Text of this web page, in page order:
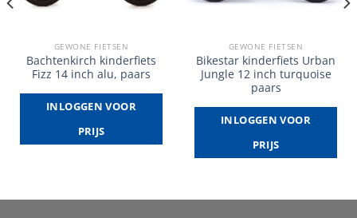
GEWONE FIETSEN
Bachtenkirch kinderfiets
Fizz 14 inch alu, paars
INLOGGEN VOOR
PRIJS
GEWONE FIETSEN
Bikestar kinderfiets Urban
Jungle 12 inch turquoise
paars
INLOGGEN VOOR
PRIJS